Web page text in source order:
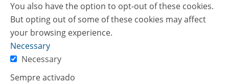
You also have the option to opt-out of these cookies.
But opting out of some of these cookies may affect
your browsing experience.
Necessary
Necessary
Sempre activado